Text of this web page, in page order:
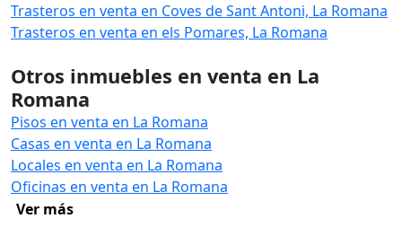
Trasteros en venta en Coves de Sant Antoni, La Romana
Trasteros en venta en els Pomares, La Romana
Otros inmuebles en venta en La
Romana
Pisos en venta en La Romana
Casas en venta en La Romana
Locales en venta en La Romana
Oficinas en venta en La Romana
Ver más